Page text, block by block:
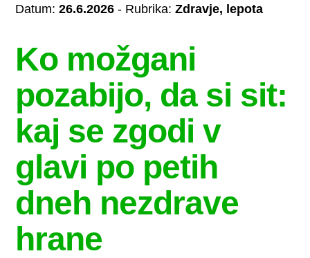
Datum:26.6.2026 - Rubrika:Zdravje, lepota
Ko možgani
pozabijo, da si sit:
kaj se zgodi v
glavi po petih
dneh nezdrave
hrane